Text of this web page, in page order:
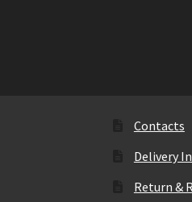
Contacts
Delivery
Return &